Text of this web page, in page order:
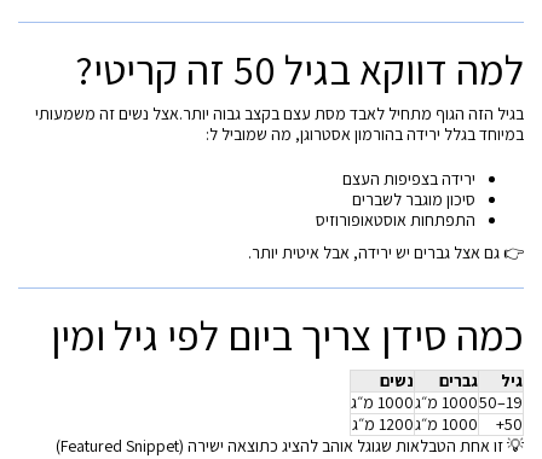
למה דווקא בגיל 50 זה קריטי?
בגיל הזה הגוף מתחיל לאבד מסת עצם בקצב גבוה יותר.אצל נשים זה משמעותי
במיוחד בגלל ירידה בהורמון אסטרוגן, מה שמוביל ל:
ירידה בצפיפות העצם
סיכון מוגבר לשברים
התפתחות אוסטאופורוזיס
👉 גם אצל גברים יש ירידה, אבל איטית יותר.
כמה סידן צריך ביום לפי גיל ומין
גיל גברים
נשים
19–50
1000 מ״ג
1000 מ״ג
50+
1000 מ״ג
1200 מ״ג
💡 זו אחת הטבלאות שגוגל אוהב להציג כתוצאה ישירה (Featured Snippet)